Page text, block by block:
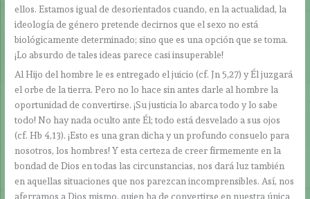
ellos. Estamos igual de desorientados cuando, en la actualidad, la
ideología de género pretende decirnos que el sexo no está
biológicamente determinado; sino que es una opción que se toma.
¡Lo absurdo de tales ideas parece casi insuperable!
Al Hijo del hombre le es entregado el juicio (cf. Jn 5,27) y Él juzgará
el orbe de la tierra. Pero no lo hace sin antes darle al hombre la
oportunidad de convertirse. ¡Su justicia lo abarca todo y lo sabe
todo! No hay nada oculto ante Él; todo está desvelado a sus ojos
(cf. Hb 4,13). ¡Esto es una gran dicha y un profundo consuelo para
nosotros, los hombres! Y esta certeza de creer firmemente en la
bondad de Dios en todas las circunstancias, nos dará luz también
en aquellas situaciones que nos parezcan incomprensibles. Así, nos
aferramos a Dios mismo, quien ha de convertirse en nuestra única